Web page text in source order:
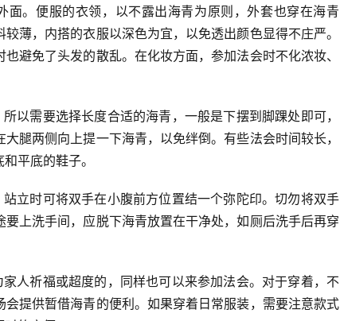
。便服的衣领，以不露出海青为原则，外套也穿在海青
薄，内搭的衣服以深色为宜，以免透出颜色显得不庄严。
避免了头发的散乱。在化妆方面，参加法会时不化浓妆、
以需要选择长度合适的海青，一般是下摆到脚踝处即可，
腿两侧向上提一下海青，以免绊倒。有些法会时间较长，
平底的鞋子。
立时可将双手在小腹前方位置结一个弥陀印。切勿将双手
上洗手间，应脱下海青放置在干净处，如厕后洗手后再穿
人祈福或超度的，同样也可以来参加法会。对于穿着，不
提供暂借海青的便利。如果穿着日常服装，需要注意款式